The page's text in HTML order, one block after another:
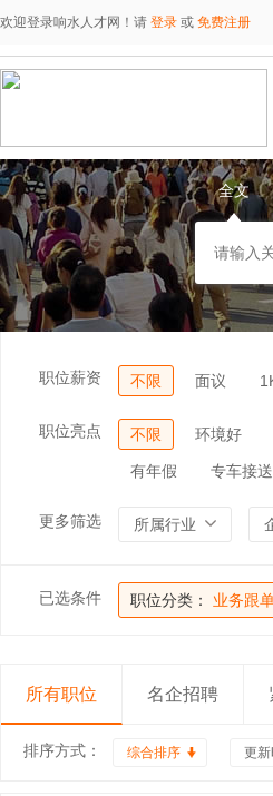
欢迎登录响水人才网！请 登录 或 免费注册
全文
职位薪资 不限 面议
职位亮点 不限 环境好
有年假 专车接送
更多筛选 所属行业
已选条件 职位分类： 业务跟
所有职位 名企招聘
排序方式： 综合排序 更新